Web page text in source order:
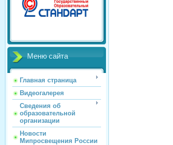
Меню сайта
Главная страница
Видеогалерея
Сведения об
образовательной
организации
Новости
Мипросвещения России